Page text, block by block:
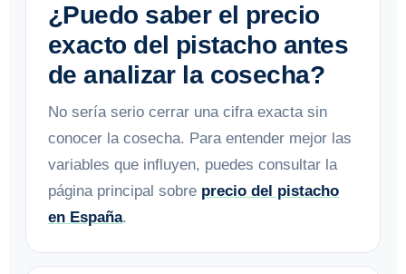
¿Puedo saber el precio
exacto del pistacho antes
de analizar la cosecha?
No sería serio cerrar una cifra exacta sin
conocer la cosecha. Para entender mejor las
variables que influyen, puedes consultar la
página principal sobre precio del pistacho
en España.